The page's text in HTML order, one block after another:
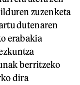
zuzenketa
dutenaren
erabakia
berritzeko
dira